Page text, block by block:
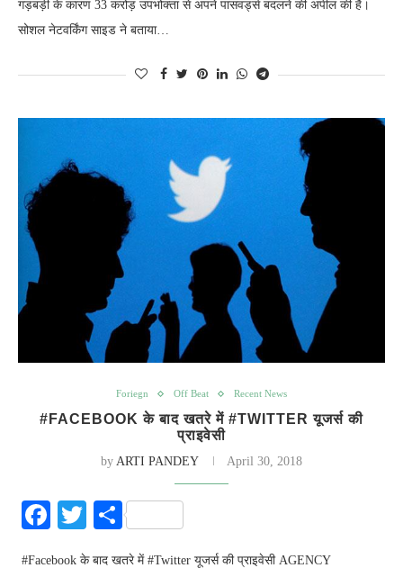
गड़बड़ी के कारण 33 करोड़ उपभोक्ता से अपने पासवर्ड्स बदलने की अपील की है।
सोशल नेटवर्किंग साइड ने बताया…
Foriegn Off Beat Recent News
#FACEBOOK के बाद खतरे में #TWITTER यूजर्स की
प्राइवेसी
by ARTI PANDEY April 30, 2018
Facebook
Twitter
Share
#Facebook के बाद खतरे में #Twitter यूजर्स की प्राइवेसी AGENCY